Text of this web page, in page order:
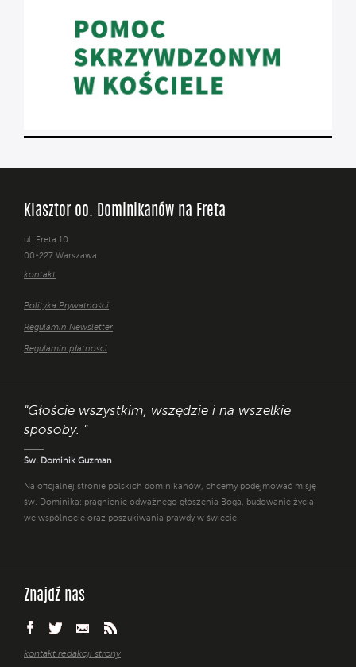
Klasztor oo. Dominikanów na Freta
ul. Freta 10
00-227 Warszawa
kontakt
Polityka Prywatności
Regulamin Newsletter
Regulamin płatności
"Głoście wszystkim, wszędzie i na wszelkie
sposoby. "
Św. Dominik Guzman
Na oficjalnej stronie polskich dominikanów, chcemy podejmować misję
św. Dominika: pragnienie odważnego głoszenia Boga, budowanie życia
we wspólnocie oraz poszukiwania prawdy w świecie.
Znajdź nas
kontakt redakcji strony